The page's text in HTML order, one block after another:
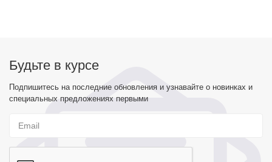
Будьте в курсе
Подпишитесь на последние обновления и узнавайте о новинках и
специальных предложениях первыми